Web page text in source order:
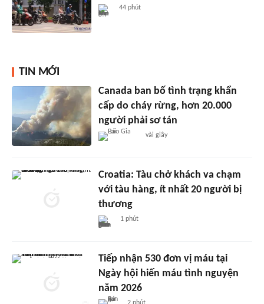
44 phút
TIN MỚI
Canada ban bố tình trạng khẩn
cấp do cháy rừng, hơn 20.000
người phải sơ tán
vài giây
Croatia: Tàu chở khách va chạm
với tàu hàng, ít nhất 20 người bị
thương
1 phút
Tiếp nhận 530 đơn vị máu tại
Ngày hội hiến máu tình nguyện
năm 2026